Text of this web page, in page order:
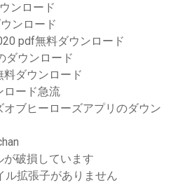
ンロード
ンロード
pdf無料ダウンロード
ダウンロード
ダウンロード
ロード急流
ブヒーローズアプリのダウン
が破損しています
ル拡張子がありません